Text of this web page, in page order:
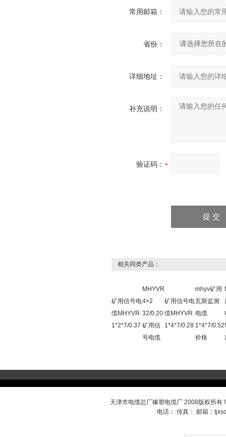
常用邮箱：
省份：
详细地址：
补充说明：
验证码：
相关同类产品：
矿用信号电
缆MHYVR
1*2*7/0.37
MHYVR
4×2
32/0.20
矿用信
号电缆
矿用信号电
缆MHYVR
1*4*7/0.28
mhyv矿用
瓦斯监测
电缆
1*4*7/0.52
价格
天津市电缆总厂橡塑电缆厂 2008版权所有
电话： 传真： 邮箱：